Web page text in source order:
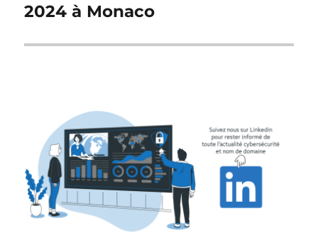
2024 à Monaco